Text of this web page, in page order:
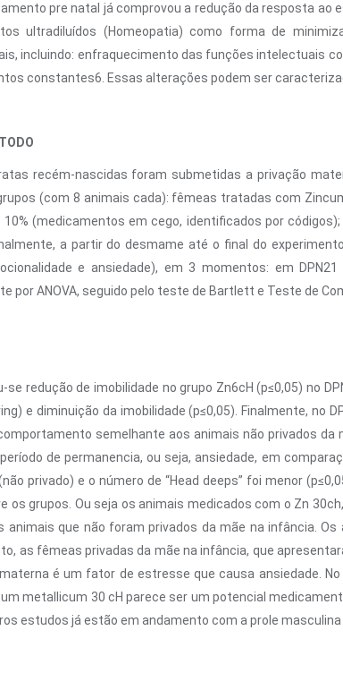
pre natal já comprovou a redução da resposta
ultradiluídos (Homeopatia) como forma de
incluindo: enfraquecimento das funções intelectuais
constantes6. Essas alterações podem ser
recém-nascidas foram submetidas a privação
(com 8 animais cada): fêmeas tratadas com
10% (medicamentos em cego, identificados por
a partir do desmame até o final do
e ansiedade), em 3 momentos: em
por ANOVA, seguido pelo teste de Bartlett e Teste de
se redução de imobilidade no grupo Zn6cH (p≤0,05) no
e diminuição da imobilidade (p≤0,05). Finalmente,
semelhante aos animais não privados da
de permanencia, ou seja, ansiedade, em
privado) e o número de “Head deeps” foi menor
os grupos. Ou seja os animais medicados com o Zn
animais que não foram privados da mãe na infância.
as fêmeas privadas da mãe na infância, que
é um fator de estresse que causa ansiedade.
metallicum 30 cH parece ser um potencial
estudos já estão em andamento com a prole